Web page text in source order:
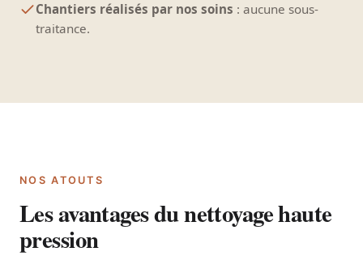
Chantiers réalisés par nos soins : aucune sous-
traitance.
NOS ATOUTS
Les avantages du nettoyage haute
pression